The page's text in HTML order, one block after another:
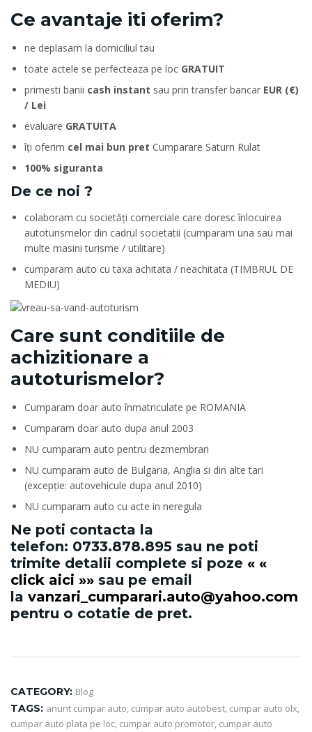
Ce avantaje iti oferim?
ne deplasam la domiciliul tau
toate actele se perfecteaza pe loc GRATUIT
primesti banii cash instant sau prin transfer bancar EUR (€)
/ Lei
evaluare GRATUITA
îți oferim cel mai bun pret Cumparare Saturn Rulat
100% siguranta
De ce noi ?
colaboram cu societăți comerciale care doresc înlocuirea
autoturismelor din cadrul societatii (cumparam una sau mai
multe masini turisme / utilitare)
cumparam auto cu taxa achitata / neachitata (TIMBRUL DE
MEDIU)
Care sunt conditiile de
achizitionare a
autoturismelor?
Cumparam doar auto înmatriculate pe ROMANIA
Cumparam doar auto dupa anul 2003
NU cumparam auto pentru dezmembrari
NU cumparam auto de Bulgaria, Anglia si din alte tari
(excepție: autovehicule dupa anul 2010)
NU cumparam auto cu acte in neregula
Ne poti contacta la
telefon: 0733.878.895 sau ne poti
trimite detalii complete si poze « «
click aici »» sau pe email
la vanzari_cumparari.auto@yahoo.com
pentru o cotatie de pret.
CATEGORY: Blog
TAGS: anunt cumpar auto, cumpar auto autobest, cumpar auto olx,
cumpar auto plata pe loc, cumpar auto promotor, cumpar auto